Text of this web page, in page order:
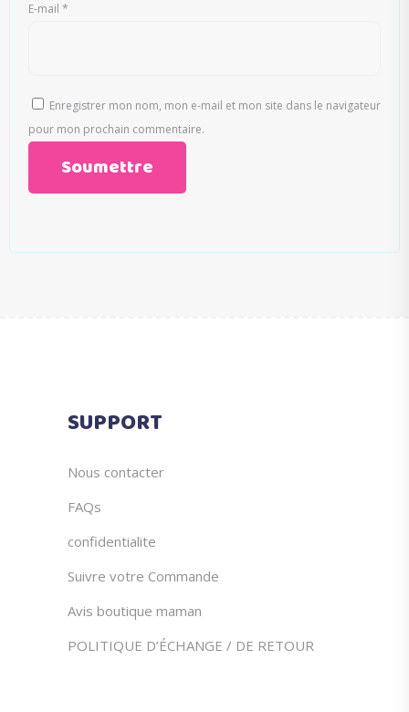
E-mail *
Enregistrer mon nom, mon e-mail et mon site dans le navigateur
pour mon prochain commentaire.
SUPPORT
Nous contacter
FAQs
confidentialite
Suivre votre Commande
Avis boutique maman
POLITIQUE D’ÉCHANGE / DE RETOUR